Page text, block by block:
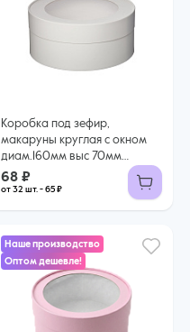
Коробка под зефир,
макаруны круглая с окном
диам.160мм выс 70мм
(БЕЛАЯ)
68 ₽
от 32 шт. - 65 ₽
Наше производство
Оптом дешевле!